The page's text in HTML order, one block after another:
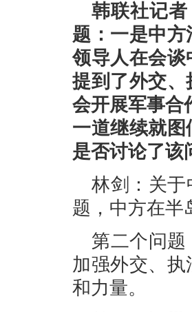
韩联社记
题：一是中
领导人在会
提到了外交
会开展军事合
一道继续就
是否讨论了该
林剑：关于
题，中方在半
第二个问
加强外交、
和力量。